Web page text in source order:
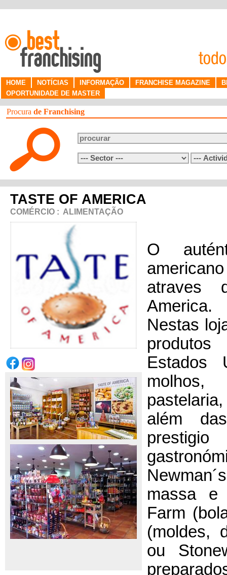
HOME NOTÍCIAS INFORMAÇÃO FRANCHISE MAGAZINE
OPORTUNIDADE DE MASTER
Procura de Franchising
TASTE OF AMERICA
COMÉRCIO : ALIMENTAÇÃO
O
atraves
America.
Nestas
Estados
além
massa e
Farm
(moldes,
ou